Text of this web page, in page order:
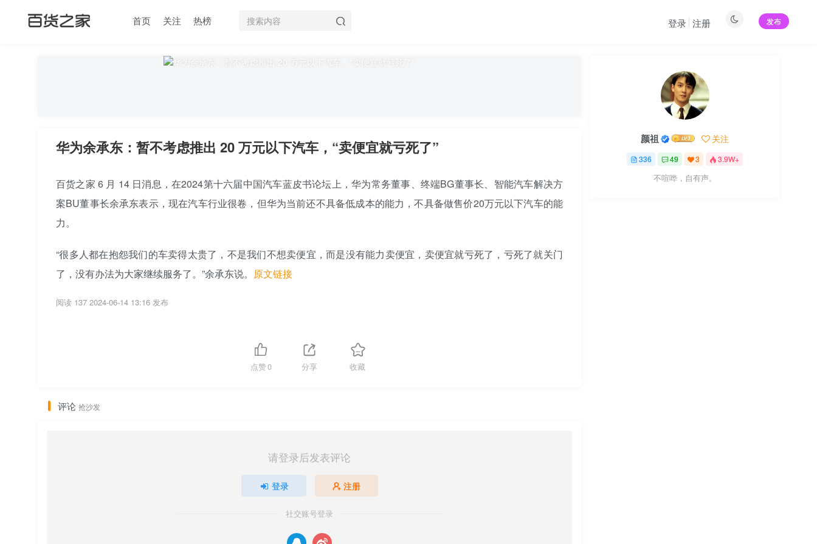
首页 关注 热榜 发布
登录 注册
华为余承东：暂不考虑推出 20 万元以下汽车，“卖便宜就亏死了”
百货之家 6 月 14 日消息，在2024第十六届中国汽车蓝皮书论坛上，华为常务董事、终端BG董事长、智能汽车解决方
案BU董事长余承东表示，现在汽车行业很卷，但华为当前还不具备低成本的能力，不具备做售价20万元以下汽车的能
力。
“很多人都在抱怨我们的车卖得太贵了，不是我们不想卖便宜，而是没有能力卖便宜，卖便宜就亏死了，亏死了就关门
了，没有办法为大家继续服务了。”余承东说。 原文链接
阅读 137 2024-06-14 13:16 发布
点赞0 分享 收藏
评论 抢沙发
请登录后发表评论
登录 注册
社交账号登录
颜祖 关注
336 49 3 3.9W+
不喧哗，自有声。